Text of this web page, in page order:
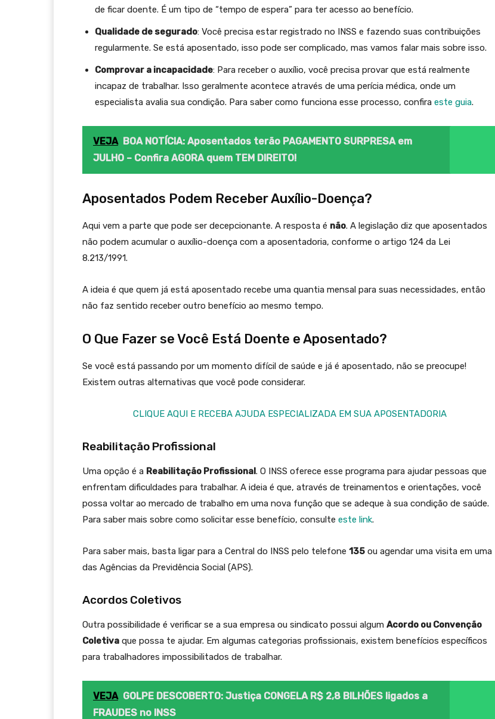
de ficar doente. É um tipo de “tempo de espera” para ter acesso ao benefício.
Qualidade de segurado: Você precisa estar registrado no INSS e fazendo suas contribuições
regularmente. Se está aposentado, isso pode ser complicado, mas vamos falar mais sobre isso.
Comprovar a incapacidade: Para receber o auxílio, você precisa provar que está realmente
incapaz de trabalhar. Isso geralmente acontece através de uma perícia médica, onde um
especialista avalia sua condição. Para saber como funciona esse processo, confira este guia.
VEJA BOA NOTÍCIA: Aposentados terão PAGAMENTO SURPRESA em
JULHO – Confira AGORA quem TEM DIREITO!
Aposentados Podem Receber Auxílio-Doença?
Aqui vem a parte que pode ser decepcionante. A resposta é não. A legislação diz que aposentados
não podem acumular o auxílio-doença com a aposentadoria, conforme o artigo 124 da Lei
8.213/1991.
A ideia é que quem já está aposentado recebe uma quantia mensal para suas necessidades, então
não faz sentido receber outro benefício ao mesmo tempo.
O Que Fazer se Você Está Doente e Aposentado?
Se você está passando por um momento difícil de saúde e já é aposentado, não se preocupe!
Existem outras alternativas que você pode considerar.
CLIQUE AQUI E RECEBA AJUDA ESPECIALIZADA EM SUA APOSENTADORIA
Reabilitação Profissional
Uma opção é a Reabilitação Profissional. O INSS oferece esse programa para ajudar pessoas que
enfrentam dificuldades para trabalhar. A ideia é que, através de treinamentos e orientações, você
possa voltar ao mercado de trabalho em uma nova função que se adeque à sua condição de saúde.
Para saber mais sobre como solicitar esse benefício, consulte este link.
Para saber mais, basta ligar para a Central do INSS pelo telefone 135 ou agendar uma visita em uma
das Agências da Previdência Social (APS).
Acordos Coletivos
Outra possibilidade é verificar se a sua empresa ou sindicato possui algum Acordo ou Convenção
Coletiva que possa te ajudar. Em algumas categorias profissionais, existem benefícios específicos
para trabalhadores impossibilitados de trabalhar.
VEJA GOLPE DESCOBERTO: Justiça CONGELA R$ 2,8 BILHÕES ligados a
FRAUDES no INSS